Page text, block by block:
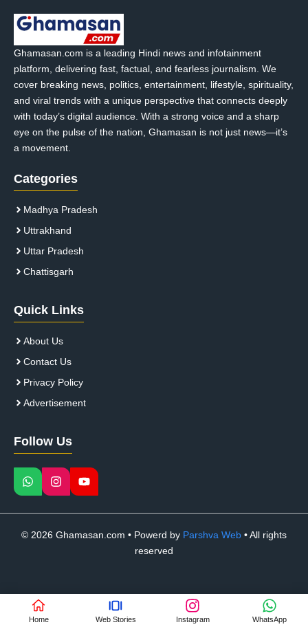
Ghamasan.com is a leading Hindi news and infotainment
platform, delivering fast, factual, and fearless journalism. We
cover breaking news, politics, entertainment, lifestyle, spirituality,
and viral trends with a unique perspective that connects deeply
with today’s digital audience. With a strong voice and a sharp
eye on the pulse of the nation, Ghamasan is not just news—it’s
a movement.
Categories
Madhya Pradesh
Uttrakhand
Uttar Pradesh
Chattisgarh
Quick Links
About Us
Contact Us
Privacy Policy
Advertisement
Follow Us
© 2026 Ghamasan.com • Powerd by Parshva Web • All rights
reserved
Home Web Stories Instagram WhatsApp